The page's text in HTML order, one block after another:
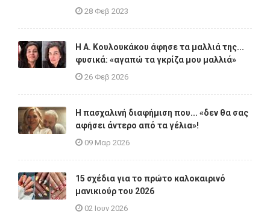
28 Φεβ 2023
Η A. Κουλουκάκου άφησε τα μαλλιά της...
φυσικά: «αγαπώ τα γκρίζα μου μαλλιά»
26 Φεβ 2026
Η πασχαλινή διαφήμιση που... «δεν θα σας
αφήσει άντερο από τα γέλια»!
09 Μαρ 2026
15 σχέδια για το πρώτο καλοκαιρινό
μανικιούρ του 2026
02 Ιουν 2026